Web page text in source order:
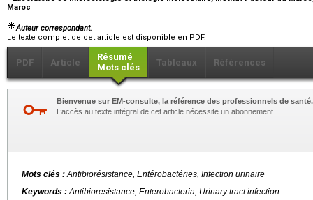
Maroc
Auteur correspondant.
Le texte complet de cet article est disponible en PDF.
PDF Article
Résumé
Mots clés
Tableaux Références
Bienvenue sur EM-consulte, la référence des professionnels de santé.
L’accès au texte intégral de cet article nécessite un abonnement.
Mots clés : Antibiorésistance, Entérobactéries, Infection urinaire
Keywords : Antibioresistance, Enterobacteria, Urinary tract infection